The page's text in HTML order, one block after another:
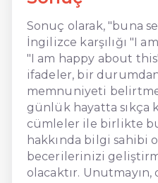
Sonuç olarak, "buna
İngilizce karşılığı "I
"I am happy about
ifadeler, bir
memnuniyeti
günlük hayatta sıkça
cümleler ile birlikte
hakkında bilgi sahibi
becerilerinizi
olacaktır. Unutmayın,